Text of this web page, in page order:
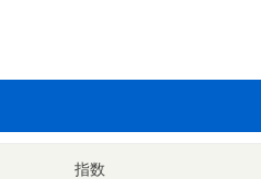
指数